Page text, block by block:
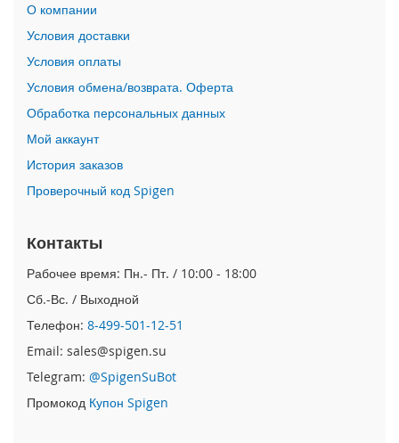
P
h
o
n
e
1
7
P
r
o
i
o
n
e
A
i
r
i
P
h
О компании
Условия доставки
Условия оплаты
Условия обмена/возврата. Оферта
Обработка персональных данных
Мой аккаунт
История заказов
Проверочный код Spigen
Контакты
Рабочее время: Пн.- Пт. / 10:00 - 18:00
Сб.-Вс. / Выходной
Телефон: 8-499-501-12-51
Email: sales@spigen.su
Telegram: @SpigenSuBot
Промокод Купон Spigen